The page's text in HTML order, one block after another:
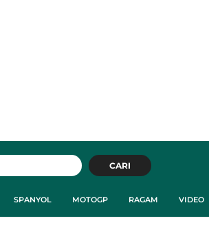
CARI
SPANYOL MOTOGP RAGAM VIDEO